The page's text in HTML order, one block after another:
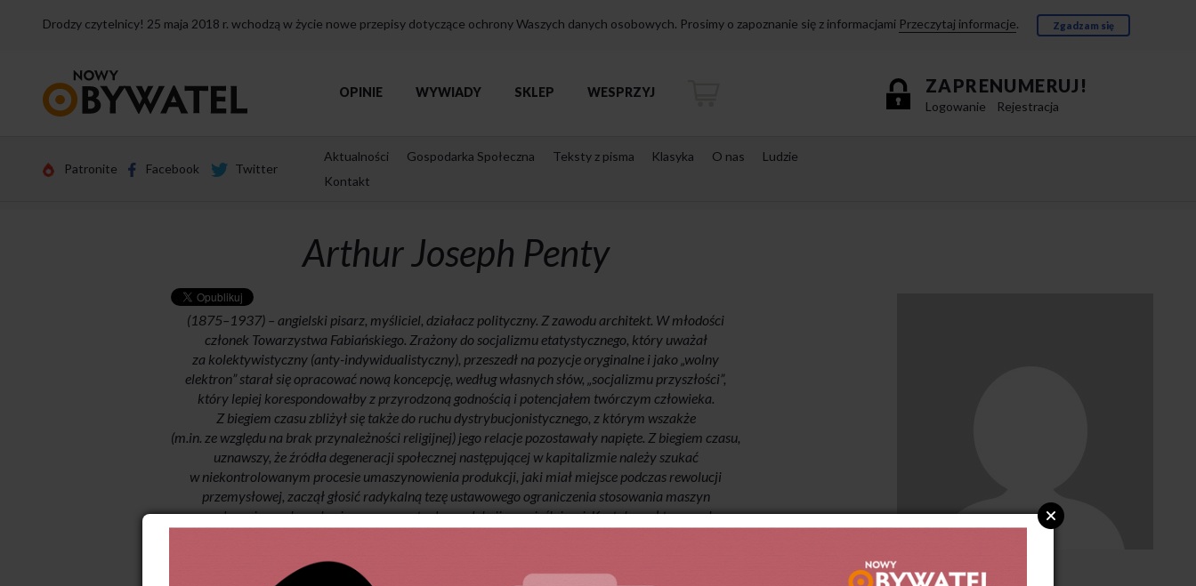
Drodzy czytelnicy! 25 maja 2018 r. wchodzą w życie nowe przepisy dotyczące ochrony Waszych danych osobowych. Prosimy o zapoznanie się z informacjami Przeczytaj informacje. Zgadzam się
strony
ZAPRENUMERUJ!
Logowanie Rejestracja
OPINIE WYWIADY SKLEP WESPRZYJ
Patronite Facebook Twitter
Aktualności Gospodarka Społeczna Teksty z pisma Klasyka O nas
Ludzie
Kontakt
Arthur Joseph Penty
(1875–1937) – angielski pisarz, myśliciel, działacz polityczny. Z zawodu architekt. W młodości
członek Towarzystwa Fabiańskiego. Zrażony do socjalizmu etatystycznego, który uważał
za kolektywistyczny (anty-indywidualistyczny), przeszedł na pozycje oryginalne i jako „wolny
elektron” starał się opracować nową koncepcję, według własnych słów, „socjalizmu przyszłości”,
który lepiej korespondowałby z przyrodzoną godnością i potencjałem twórczym człowieka.
Z biegiem czasu zbliżył się także do ruchu dystrybucjonistycznego, z którym wszakże
(m.in. ze względu na brak przynależności religijnej) jego relacje pozostawały napięte. Z biegiem czasu,
uznawszy, że źródła degeneracji społecznej następującej w kapitalizmie należy szukać
w niekontrolowanym procesie umaszynowienia produkcji, jaki miał miejsce podczas rewolucji
przemysłowej, zaczął głosić radykalną tezę ustawowego ograniczenia stosowania maszyn
w gospodarce i szeroko zakrojonego powrotu do produkcji rzemieślniczej. Krytykował tzw. naukowe
the Guild System” (1906), „A Guildsman’s Interpretation of History” (1920) „Post-industrialism”